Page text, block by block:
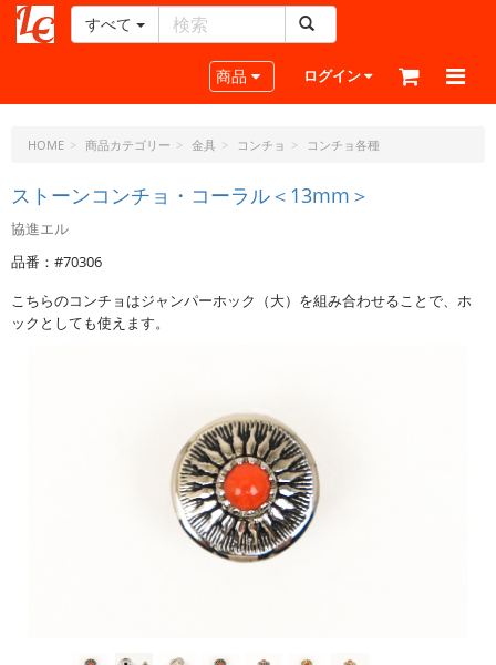
ー
ラ
ト・
ド
ッ
ト・
ェ
ー
すべて
Toggle navigation
商品 ログイン
HOME 商品カテゴリー 金具 コンチョ コンチョ各種
ストーンコンチョ・コーラル＜13mm＞
協進エル
品番：#70306
こちらのコンチョはジャンパーホック（大）を組み合わせることで、ホ
ックとしても使えます。